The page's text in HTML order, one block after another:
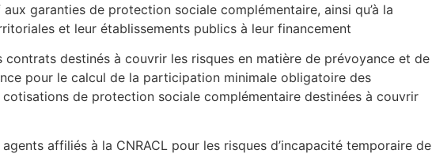
garanties de protection sociale complémentaire, ainsi qu’à la
et leur établissements publics à leur financement
destinés à couvrir les risques en matière de prévoyance et de
pour le calcul de la participation minimale obligatoire des
de protection sociale complémentaire destinées à couvrir
affiliés à la CNRACL pour les risques d’incapacité temporaire de